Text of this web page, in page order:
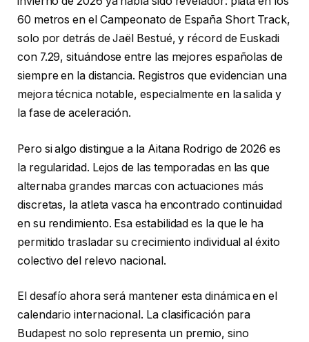
60 metros en el Campeonato de España Short Track,
solo por detrás de Jaël Bestué, y récord de Euskadi
con 7.29, situándose entre las mejores españolas de
siempre en la distancia. Registros que evidencian una
mejora técnica notable, especialmente en la salida y
la fase de aceleración.
Pero si algo distingue a la Aitana Rodrigo de 2026 es
la regularidad. Lejos de las temporadas en las que
alternaba grandes marcas con actuaciones más
discretas, la atleta vasca ha encontrado continuidad
en su rendimiento. Esa estabilidad es la que le ha
permitido trasladar su crecimiento individual al éxito
colectivo del relevo nacional.
El desafío ahora será mantener esta dinámica en el
calendario internacional. La clasificación para
Budapest no solo representa un premio, sino